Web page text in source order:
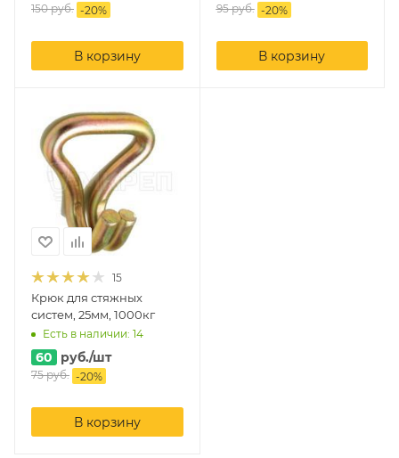
150руб. -20%
В корзину
95руб. -20%
В корзину
15
Крюк для стяжных
систем, 25мм, 1000кг
Есть в наличии: 14
60 руб./шт
75руб. -20%
В корзину